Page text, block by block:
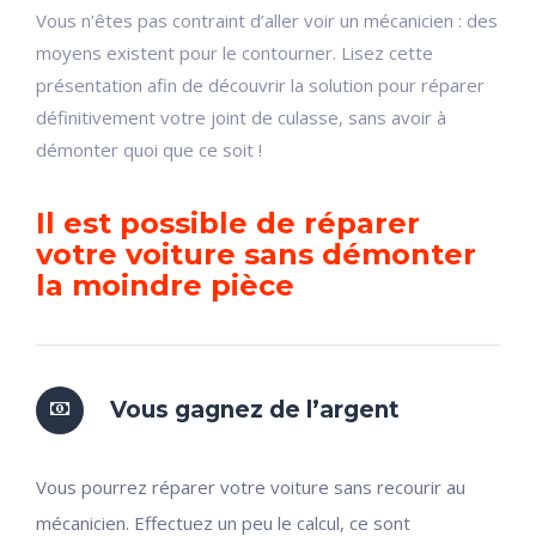
Vous n’êtes pas contraint d’aller voir un mécanicien : des
moyens existent pour le contourner. Lisez cette
présentation afin de découvrir la solution pour réparer
définitivement votre joint de culasse, sans avoir à
démonter quoi que ce soit !
Il est possible de réparer
votre voiture sans démonter
la moindre pièce
Vous gagnez de l’argent
Vous pourrez réparer votre voiture sans recourir au
mécanicien. Effectuez un peu le calcul, ce sont